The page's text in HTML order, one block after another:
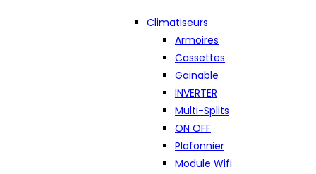
Climatiseurs
Armoires
Cassettes
Gainable
INVERTER
Multi-Splits
ON OFF
Plafonnier
Module Wifi